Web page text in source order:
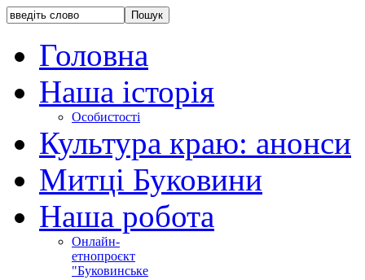
Головна
Наша історія
Особистості
Культура краю: анонси
Митці Буковини
Наша робота
Онлайн-
етнопроєкт
"Буковинське